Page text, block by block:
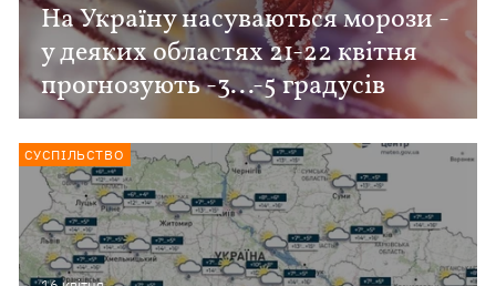
На Україну насуваються морози -
у деяких областях 21-22 квітня
прогнозують -3...-5 градусів
СУСПІЛЬСТВО